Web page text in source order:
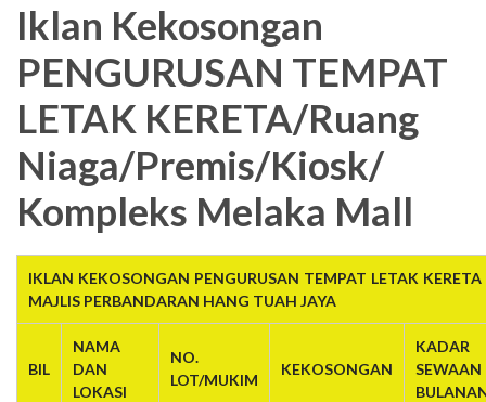
Iklan Kekosongan
PENGURUSAN TEMPAT
LETAK KERETA/Ruang
Niaga/Premis/Kiosk/
Kompleks Melaka Mall
IKLAN KEKOSONGAN PENGURUSAN TEMPAT LETAK
MAJLIS PERBANDARAN HANG TUAH JAYA
BIL
NAMA
DAN
LOKASI
NO.
LOT/MUKIM
KEKOSONGAN
KADAR
SEWAAN